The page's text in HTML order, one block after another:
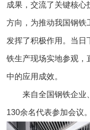
成果，交流了关键核
方向，为推动我国钢铁
发挥了积极作用。当日
铁生产现场实地参观，
中的应用成效。
来自全国钢铁企业
130余名代表参加会议。